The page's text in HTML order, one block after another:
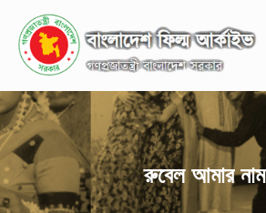
রুবেল আমার নাম